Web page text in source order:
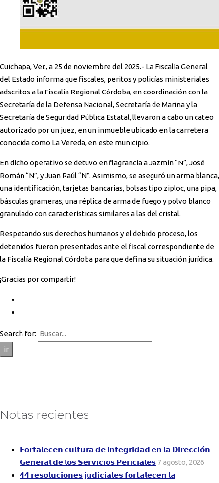
Cuichapa, Ver., a 25 de noviembre del 2025.- La Fiscalía General
del Estado informa que fiscales, peritos y policías ministeriales
adscritos a la Fiscalía Regional Córdoba, en coordinación con la
Secretaría de la Defensa Nacional, Secretaría de Marina y la
Secretaría de Seguridad Pública Estatal, llevaron a cabo un cateo
autorizado por un juez, en un inmueble ubicado en la carretera
conocida como La Vereda, en este municipio.
En dicho operativo se detuvo en flagrancia a Jazmín “N”, José
Román “N”, y Juan Raúl “N”. Asimismo, se aseguró un arma blanca,
una identificación, tarjetas bancarias, bolsas tipo ziploc, una pipa,
básculas grameras, una réplica de arma de fuego y polvo blanco
granulado con características similares a las del cristal.
Respetando sus derechos humanos y el debido proceso, los
detenidos fueron presentados ante el fiscal correspondiente de
la Fiscalía Regional Córdoba para que defina su situación jurídica.
¡Gracias por compartir!
Search for:
ir
Notas recientes
𝗙𝗼𝗿𝘁𝗮𝗹𝗲𝗰𝗲𝗻 𝗰𝘂𝗹𝘁𝘂𝗿𝗮 𝗱𝗲 𝗶𝗻𝘁𝗲𝗴𝗿𝗶𝗱𝗮𝗱 𝗲𝗻 𝗹𝗮 𝗗𝗶𝗿𝗲𝗰𝗰𝗶𝗼́𝗻
𝗚𝗲𝗻𝗲𝗿𝗮𝗹 𝗱𝗲 𝗹𝗼𝘀 𝗦𝗲𝗿𝘃𝗶𝗰𝗶𝗼𝘀 𝗣𝗲𝗿𝗶𝗰𝗶𝗮𝗹𝗲𝘀 7 agosto, 2026
𝟰𝟰 𝗿𝗲𝘀𝗼𝗹𝘂𝗰𝗶𝗼𝗻𝗲𝘀 𝗷𝘂𝗱𝗶𝗰𝗶𝗮𝗹𝗲𝘀 𝗳𝗼𝗿𝘁𝗮𝗹𝗲𝗰𝗲𝗻 𝗹𝗮